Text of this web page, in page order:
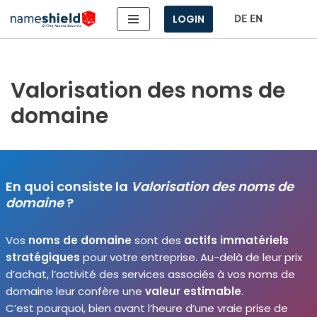
Aller
LOGIN
Valorisation des noms de
domaine
En quoi consiste la Valorisation des noms de
domaine?
Vos noms de domaine sont des actifs imma­té­riels
stra­té­giques pour votre entre­prise. Au-delà de leur prix
d’achat, l’activité des ser­vices asso­ciés à vos noms de
domaine leur confère une valeur esti­mable.
C’est pour­quoi, bien avant l’heure d’une vraie prise de